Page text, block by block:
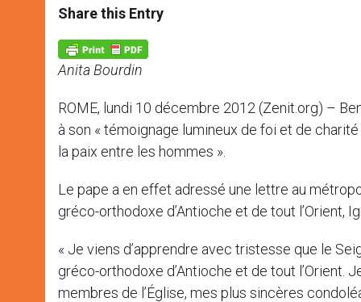
t
s
p
p
s
e
g
e
r
e
b
k
Share this Entry
Anita Bourdin
ROME, lundi 10 décembre 2012 (Zenit.org) –
à son « témoignage lumineux de foi et de
la paix entre les hommes ».
Le pape a en effet adressé une lettre au
gréco-orthodoxe d’Antioche et de tout l’Orient,
« Je viens d’apprendre avec tristesse que le
gréco-orthodoxe d’Antioche et de tout l’Orient.
membres de l’Église, mes plus sincères